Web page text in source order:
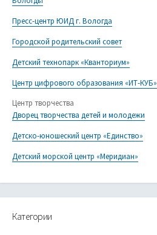
Пресс-центр ЮИД г. Вологда
Городской родительский совет
Детский технопарк «Кванториум»
Центр цифрового образования «ИТ-КУБ»
Центр творчества
Дворец творчества детей и молодежи
Детско-юношеский центр «Единство»
Детский морской центр «Меридиан»
Категории